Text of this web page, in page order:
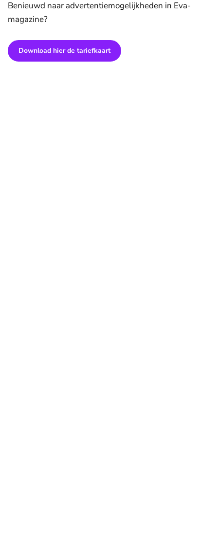
Benieuwd naar advertentiemogelijkheden in Eva-
magazine?
Download hier de tariefkaart